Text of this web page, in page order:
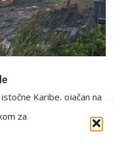
za
Karibe, ojačan na